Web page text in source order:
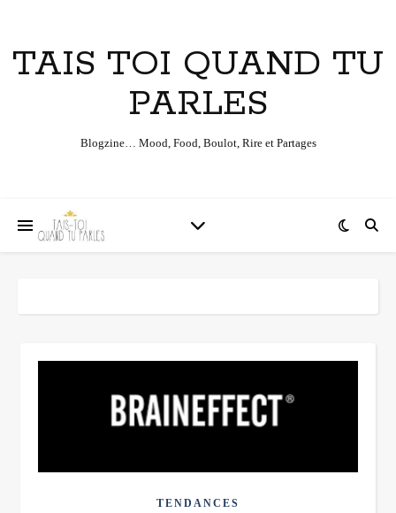
TAIS TOI QUAND TU
PARLES
Blogzine… Mood, Food, Boulot, Rire et Partages
TENDANCES